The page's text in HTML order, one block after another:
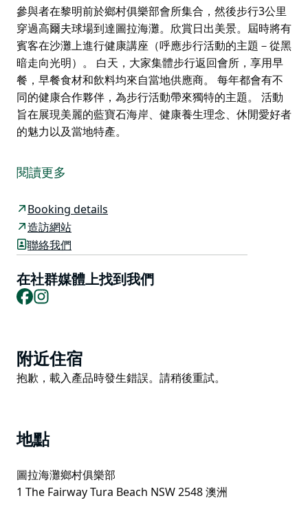
參與者在黎明前於鄉村俱樂部會所集合，然後步行3公里
穿過高爾夫球場到達圖拉海灘。欣賞日出美景。屆時將有
賓客在沙灘上進行健康講座（呼應步行活動的主題－從黑
暗走向光明）。 白天，大家集體步行返回會所，享用早
餐，早餐食材和飲料均來自當地供應商。 每年都會有不
同的健康合作夥伴，為步行活動帶來獨特的主題。 活動
旨在展現美麗的藍寶石海岸、健康養生理念、休閒愛好者
的魅力以及當地特產。
穿過高爾夫球場到達圖拉海灘。欣賞日出美景。屆時將有
賓客在沙灘上進行健康講座（呼應步行活動的主題－從黑
白天，大家集體步行返回會所，享用早餐，早餐食材和飲
料均來自當地供應商。
主題。
活動旨在展現美麗的藍寶石海岸、健康養生理念、休閒愛
閱讀更多
Booking details
造訪網站
聯絡我們
在社群媒體上找到我們
Facebook
Product
List
附近住宿
Product
抱歉，載入產品時發生錯誤。請稍後重試。
地點
圖拉海灘鄉村俱樂部
1 The Fairway Tura Beach NSW 2548 澳洲